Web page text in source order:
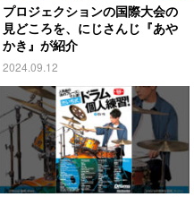
プロジェクションの国際大会の
見どころを、にじさんじ『あや
かき』が紹介
2024.09.12